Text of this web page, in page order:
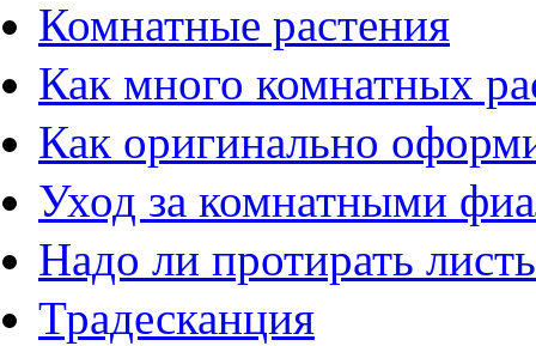
Комнатные растения
Как много комнатных
Как оригинально
Уход за комнатными
Надо ли протирать
Традесканция